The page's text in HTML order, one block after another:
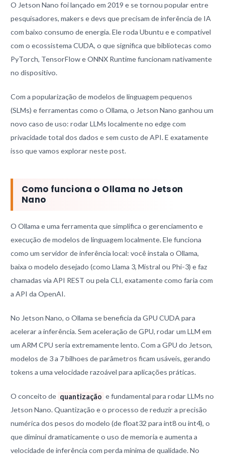
O Jetson Nano foi lançado em 2019 e se tornou popular entre
pesquisadores, makers e devs que precisam de inferência de IA
com baixo consumo de energia. Ele roda Ubuntu e e compatível
com o ecossistema CUDA, o que significa que bibliotecas como
PyTorch, TensorFlow e ONNX Runtime funcionam nativamente
no dispositivo.
Com a popularização de modelos de linguagem pequenos
(SLMs) e ferramentas como o Ollama, o Jetson Nano ganhou um
novo caso de uso: rodar LLMs localmente no edge com
privacidade total dos dados e sem custo de API. E exatamente
isso que vamos explorar neste post.
Como funciona o Ollama no Jetson
Nano
O Ollama e uma ferramenta que simplifica o gerenciamento e
execução de modelos de linguagem localmente. Ele funciona
como um servidor de inferência local: você instala o Ollama,
baixa o modelo desejado (como Llama 3, Mistral ou Phi-3) e faz
chamadas via API REST ou pela CLI, exatamente como faria com
a API da OpenAI.
No Jetson Nano, o Ollama se beneficia da GPU CUDA para
acelerar a inferência. Sem aceleração de GPU, rodar um LLM em
um ARM CPU seria extremamente lento. Com a GPU do Jetson,
modelos de 3 a 7 bilhoes de parâmetros ficam usáveis, gerando
tokens a uma velocidade razoável para aplicações práticas.
O conceito de quantização e fundamental para rodar LLMs no
Jetson Nano. Quantização e o processo de reduzir a precisão
numérica dos pesos do modelo (de float32 para int8 ou int4), o
que diminui dramaticamente o uso de memoria e aumenta a
velocidade de inferência com perda mínima de qualidade. No